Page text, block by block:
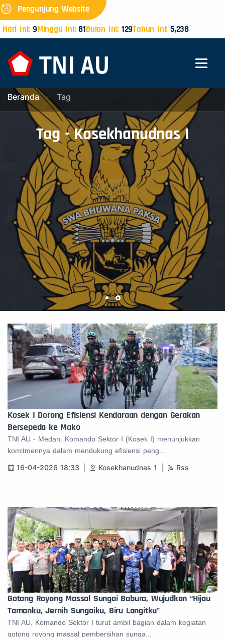
Pengunjung Website
Hari Ini: 9Minggu Ini:81Bulan Ini: 129Tahun Ini: 5,238
Beranda Tag
Tag - Kosekhanudnas I
Kosek I Dorong Efisiensi Kendaraan dengan Gerakan
Bersepeda ke Mako
TNI AU - Medan. Komando Sektor I (Kosek I) menunjukkan
komitmennya dalam mendukung efisiensi peng...
16-04-2026 18:33 Kosekhanudnas 1 Rss
Gotong Royong Massal Sungai Babura, Wujudkan “Hijau
Tamanku, Jernih Sungaiku, Biru Langitku”
TNI AU. Komando Sektor I turut ambil bagian dalam kegiatan
gotong royong massal pembersihan sunga...